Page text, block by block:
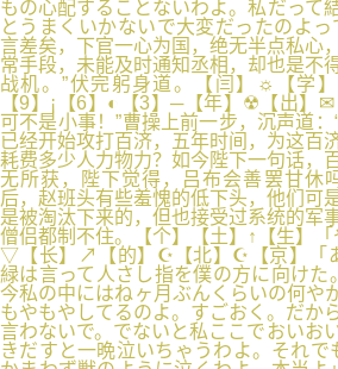
もの心配することないわよ。私だって
とうまくいかないで大変だったの
言差矣，下官一心为国，绝无半点私心
常手段，未能及时通知丞相，却也是不
战机。”伏完躬身道。【闫】☼【学
【9】¡【6】◐【3】─【年】☢【出
可不是小事！”曹操上前一步，沉声道
已经开始攻打百济，五年时间，为这百
耗费多少人力物力？如今陛下一句话，
无所获，陛下觉得，吕布会善罢甘
后，赵班头有些羞愧的低下头，他们可
是被淘汰下来的，但也接受过系统的军
僧侣都制不住。【个】【土】↑【生】「
▽【长】↗【的】☪【北】☪【京】「
緑は言って人さし指を僕の方に向けた
今私の中にはねヶ月ぶんくらいの何や
もやもやしてるのよ。すごおく。だか
言わないで。でないと私ここでおいお
きだすと一晩泣いちゃうわよ。それで